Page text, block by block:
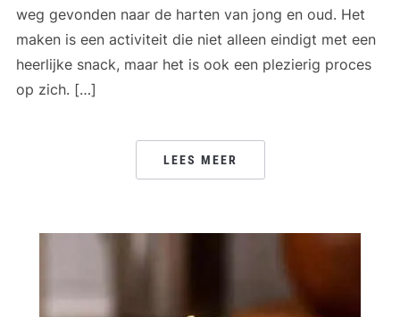
weg gevonden naar de harten van jong en oud. Het
maken is een activiteit die niet alleen eindigt met een
heerlijke snack, maar het is ook een plezierig proces
op zich. […]
LEES MEER